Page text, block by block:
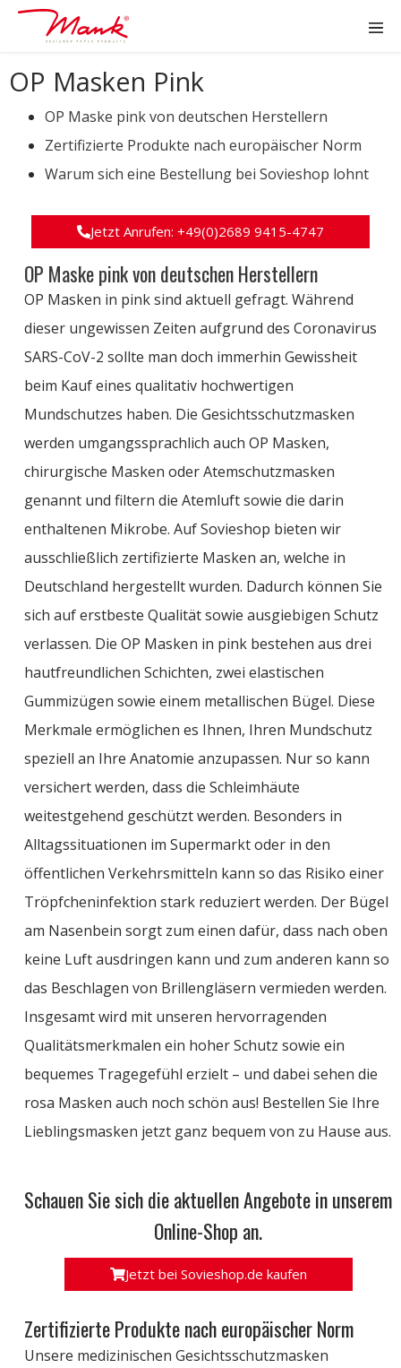
OP Masken Pink
OP Maske pink von deutschen Herstellern
Zertifizierte Produkte nach europäischer Norm
Warum sich eine Bestellung bei Sovieshop lohnt
Jetzt Anrufen: +49(0)2689 9415-4747
OP Maske pink von deutschen Herstellern
OP Masken in pink sind aktuell gefragt. Während
dieser ungewissen Zeiten aufgrund des Coronavirus
SARS-CoV-2 sollte man doch immerhin Gewissheit
beim Kauf eines qualitativ hochwertigen
Mundschutzes haben. Die Gesichtsschutzmasken
werden umgangssprachlich auch OP Masken,
chirurgische Masken oder Atemschutzmasken
genannt und filtern die Atemluft sowie die darin
enthaltenen Mikrobe. Auf Sovieshop bieten wir
ausschließlich zertifizierte Masken an, welche in
Deutschland hergestellt wurden. Dadurch können Sie
sich auf erstbeste Qualität sowie ausgiebigen Schutz
verlassen. Die OP Masken in pink bestehen aus drei
hautfreundlichen Schichten, zwei elastischen
Gummizügen sowie einem metallischen Bügel. Diese
Merkmale ermöglichen es Ihnen, Ihren Mundschutz
speziell an Ihre Anatomie anzupassen. Nur so kann
versichert werden, dass die Schleimhäute
weitestgehend geschützt werden. Besonders in
Alltagssituationen im Supermarkt oder in den
öffentlichen Verkehrsmitteln kann so das Risiko einer
Tröpfcheninfektion stark reduziert werden. Der Bügel
am Nasenbein sorgt zum einen dafür, dass nach oben
keine Luft ausdringen kann und zum anderen kann so
das Beschlagen von Brillengläsern vermieden werden.
Insgesamt wird mit unseren hervorragenden
Qualitätsmerkmalen ein hoher Schutz sowie ein
bequemes Tragegefühl erzielt – und dabei sehen die
rosa Masken auch noch schön aus! Bestellen Sie Ihre
Lieblingsmasken jetzt ganz bequem von zu Hause aus.
Schauen Sie sich die aktuellen Angebote in unserem
Online-Shop an.
Jetzt bei Sovieshop.de kaufen
Zertifizierte Produkte nach europäischer Norm
Unsere medizinischen Gesichtsschutzmasken